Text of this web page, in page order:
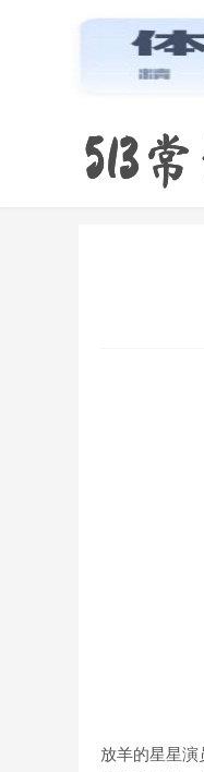
放羊的星星演